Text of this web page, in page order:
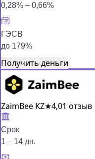
0,28% – 0,66%
ГЭСВ
до 179%
Получить деньги
ZaimBee KZ★4,01 отзыв
Срок
1 – 14 дн.